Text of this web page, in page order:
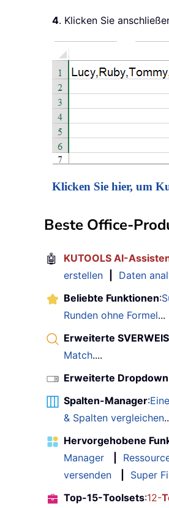
4. Klicken Sie
Klicken Sie hier, um
Beste Office-
🤖 KUTOOLS AI-
erstellen
Daten
Beliebte Funktionen:
Runden ohne Formel...
Erweiterte SVERWEIS
Match....
Erweiterte
Spalten-Manager:
& Spalten vergleichen
Hervorgehobene
Manager
versenden
Super
Top-15-Toolsets:12-